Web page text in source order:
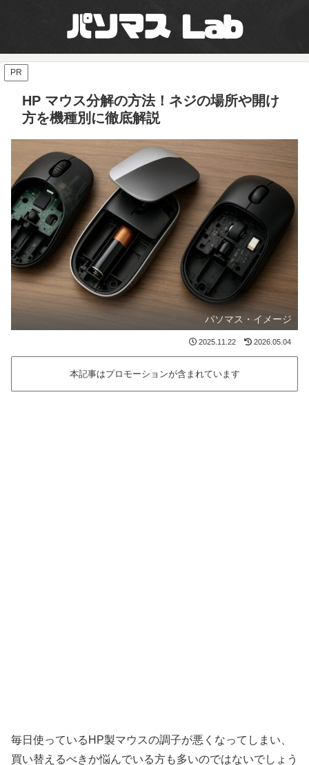
PR
HP マウス分解の方法！ネジの場所や開け
方を機種別に徹底解説
パソマス・イメージ
2025.11.22 2026.05.04
本記事はプロモーションが含まれています
毎日使っているHP製マウスの調子が悪くなってしまい、
買い替えるべきか悩んでいる方も多いのではないでしょう